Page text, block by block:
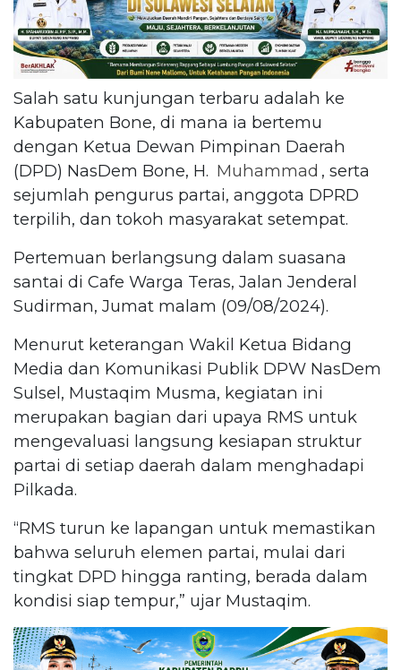
Salah satu kunjungan terbaru adalah ke
Kabupaten Bone, di mana ia bertemu
dengan Ketua Dewan Pimpinan Daerah
(DPD) NasDem Bone, H. Muhammad , serta
sejumlah pengurus partai, anggota DPRD
terpilih, dan tokoh masyarakat setempat.
Pertemuan berlangsung dalam suasana
santai di Cafe Warga Teras, Jalan Jenderal
Sudirman, Jumat malam (09/08/2024).
Menurut keterangan Wakil Ketua Bidang
Media dan Komunikasi Publik DPW NasDem
Sulsel, Mustaqim Musma, kegiatan ini
merupakan bagian dari upaya RMS untuk
mengevaluasi langsung kesiapan struktur
partai di setiap daerah dalam menghadapi
Pilkada.
“RMS turun ke lapangan untuk memastikan
bahwa seluruh elemen partai, mulai dari
tingkat DPD hingga ranting, berada dalam
kondisi siap tempur,” ujar Mustaqim.